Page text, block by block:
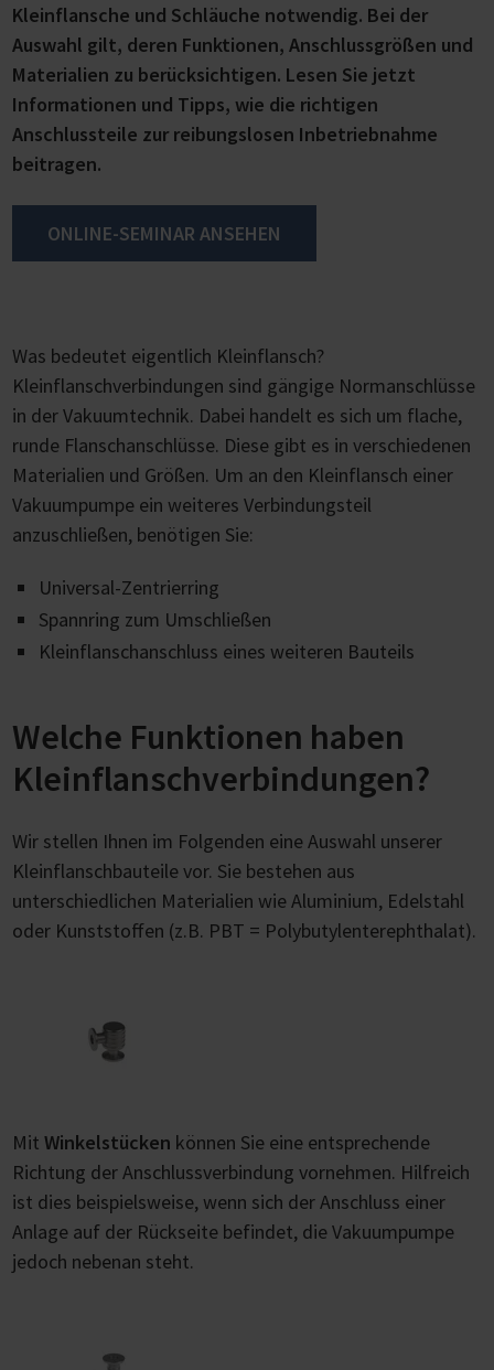
Kleinflansche und Schläuche notwendig. Bei der
Auswahl gilt, deren Funktionen, Anschlussgrößen und
Materialien zu berücksichtigen. Lesen Sie jetzt
Informationen und Tipps, wie die richtigen
Anschlussteile zur reibungslosen Inbetriebnahme
beitragen.
ONLINE-SEMINAR ANSEHEN
Was bedeutet eigentlich Kleinflansch?
Kleinflanschverbindungen sind gängige Normanschlüsse
in der Vakuumtechnik. Dabei handelt es sich um flache,
runde Flanschanschlüsse. Diese gibt es in verschiedenen
Materialien und Größen. Um an den Kleinflansch einer
Vakuumpumpe ein weiteres Verbindungsteil
anzuschließen, benötigen Sie:
Universal-Zentrierring
Spannring zum Umschließen
Kleinflanschanschluss eines weiteren Bauteils
Welche Funktionen haben
Kleinflanschverbindungen?
Wir stellen Ihnen im Folgenden eine Auswahl unserer
Kleinflanschbauteile vor. Sie bestehen aus
unterschiedlichen Materialien wie Aluminium, Edelstahl
oder Kunststoffen (z.B. PBT = Polybutylenterephthalat).
Mit Winkelstücken können Sie eine entsprechende
Richtung der Anschlussverbindung vornehmen. Hilfreich
ist dies beispielsweise, wenn sich der Anschluss einer
Anlage auf der Rückseite befindet, die Vakuumpumpe
jedoch nebenan steht.